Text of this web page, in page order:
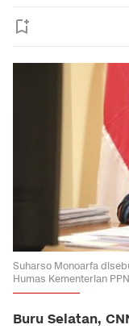
Suharso Monoarfa
Humas Kementerian
Buru Selatan,